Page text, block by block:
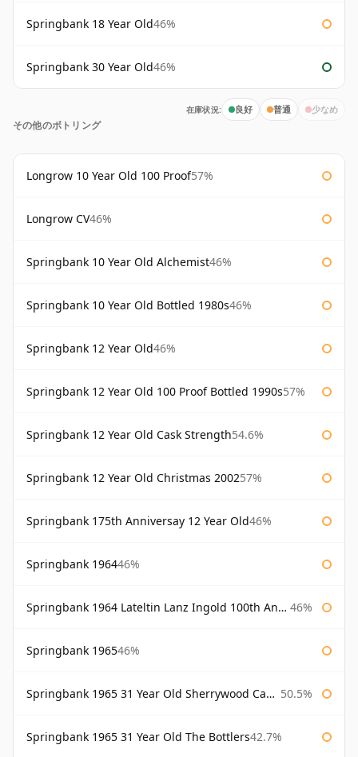
Springbank 18 Year Old46%
Springbank 30 Year Old46%
在庫状況: 良好 普通 少なめ
その他のボトリング
Longrow 10 Year Old 100 Proof57%
Longrow CV46%
Springbank 10 Year Old Alchemist46%
Springbank 10 Year Old Bottled 1980s46%
Springbank 12 Year Old46%
Springbank 12 Year Old 100 Proof Bottled 1990s57%
Springbank 12 Year Old Cask Strength54.6%
Springbank 12 Year Old Christmas 200257%
Springbank 175th Anniversay 12 Year Old46%
Springbank 196446%
Springbank 1964 Lateltin Lanz Ingold 100th Anniversary 46%
Springbank 196546%
Springbank 1965 31 Year Old Sherrywood Cadenhead's 50.5%
Springbank 1965 31 Year Old The Bottlers42.7%